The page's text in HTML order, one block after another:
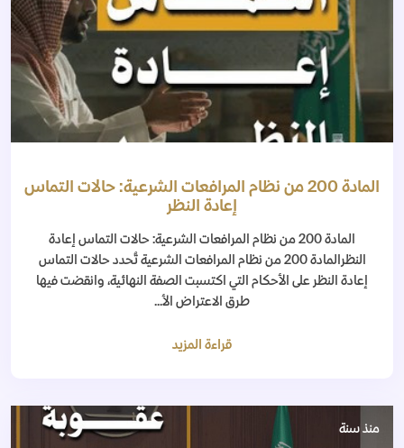
المادة 200 من نظام المرافعات الشرعية: حالات التماس
إعادة النظر
المادة 200 من نظام المرافعات الشرعية: حالات التماس إعادة
النظرالمادة 200 من نظام المرافعات الشرعية تُحدد حالات التماس
إعادة النظر على الأحكام التي اكتسبت الصفة النهائية، وانقضت فيها
طرق الاعتراض الأ...
قراءة المزيد
منذ سنة